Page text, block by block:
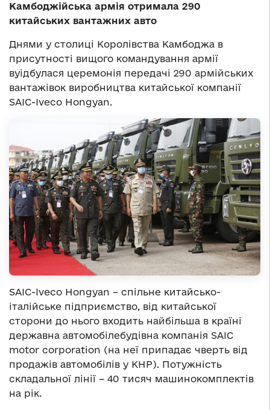
Камбоджійська армія отримала 290
китайських вантажних авто
Днями у столиці Королівства Камбоджа в
присутності вищого командування армії
вуідбулася церемонія передачі 290 армійських
вантажівок виробництва китайської компанії
SAIC-Iveco Hongyan.
SAIC-Iveco Hongyan – спільне китайсько-
італійське підприємство, від китайської
сторони до нього входить найбільша в країні
державна автомобілебудівна компанія SAIC
motor corporation (на неї припадає чверть від
продажів автомобілів у КНР). Потужність
складальної лінії – 40 тисяч машинокомплектів
на рік.